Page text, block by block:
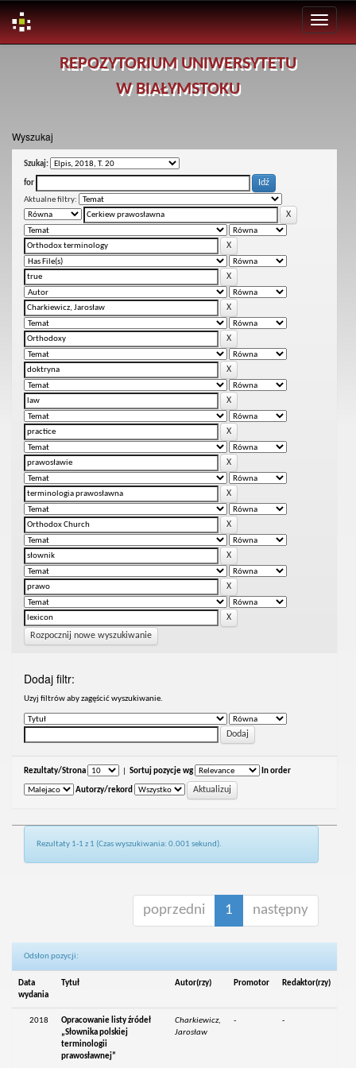
REPOZYTORIUM UNIWERSYTETU
W BIAŁYMSTOKU
Wyszukaj
Szukaj:
for
Aktualne filtry:
Rozpocznij nowe wyszukiwanie
Dodaj filtr:
Uzyj filtrów aby zagęścić wyszukiwanie.
Rezultaty/Strona Sortuj pozycje wg In order
Autorzy/rekord
Rezultaty 1-1 z 1 (Czas wyszukiwania: 0.001 sekund).
poprzedni 1 następny
Odsłon pozycji:
Data
wydania
Tytuł Autor(rzy) Promotor Redaktor(rzy)
2018
Opracowanie listy źródeł
„Słownika polskiej
terminologii
prawosławnej”
Charkiewicz,
Jarosław
- -